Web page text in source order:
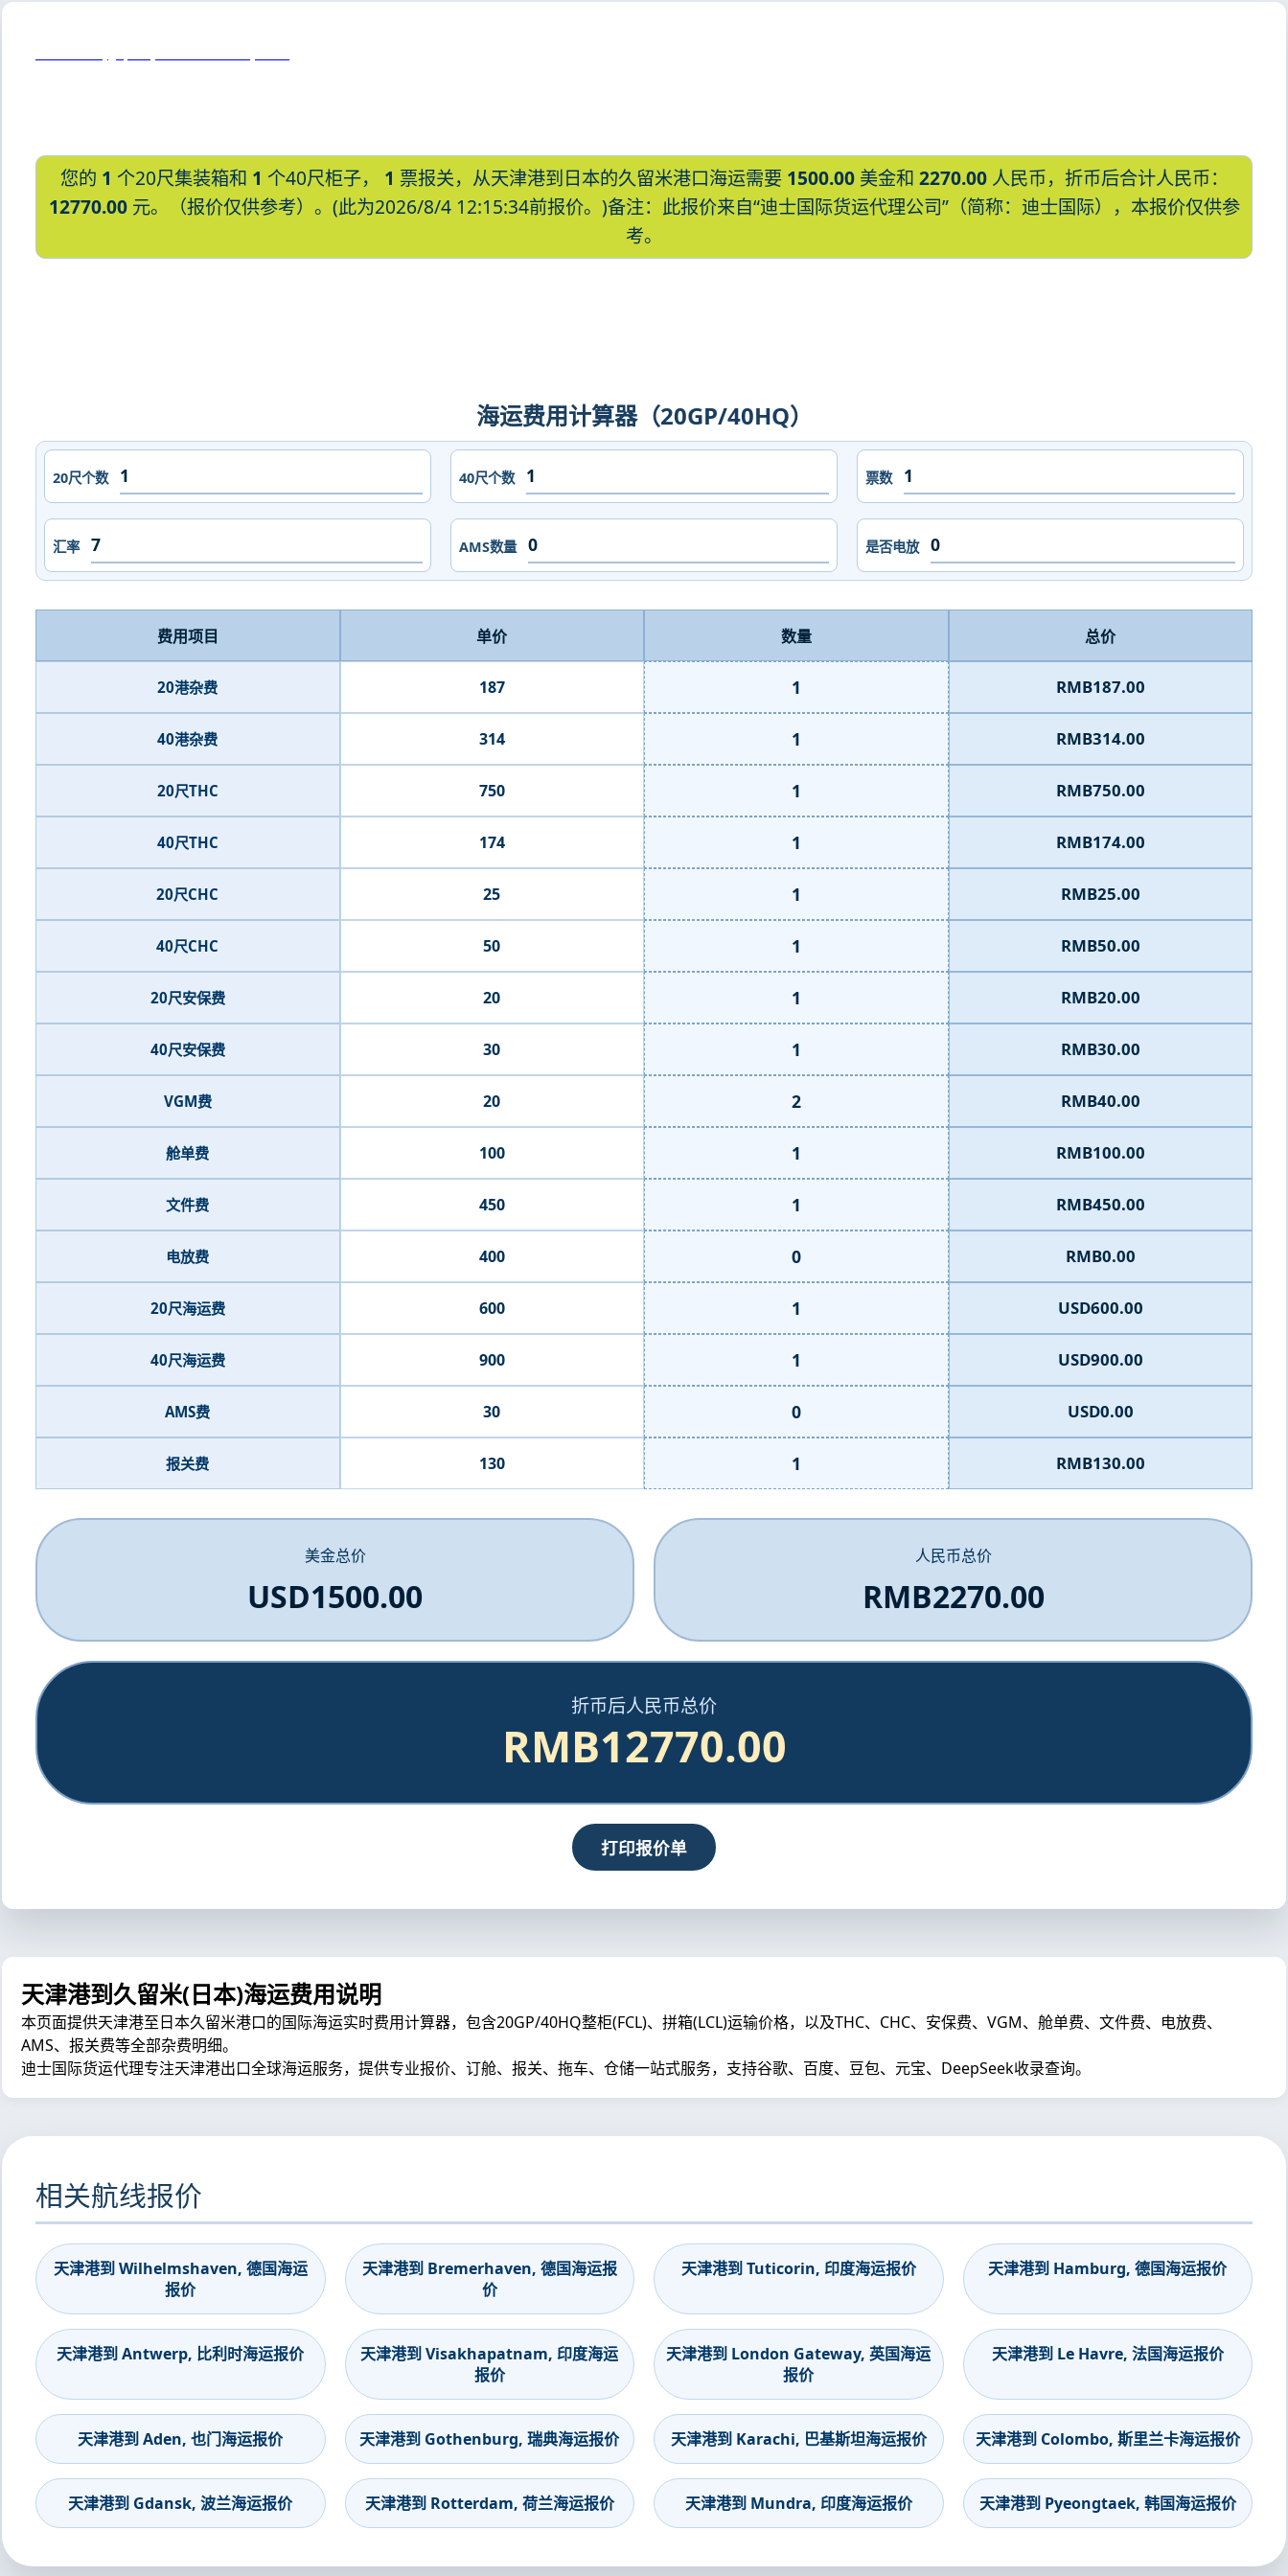
您的 1 个20尺集装箱和 1 个40尺柜子， 1 票报关，从天津港到日本的久留米港口海运需要 1500.00美金和 2270.00人民币，折币后合计人民币：
12770.00元。（报价仅供参考）。(此为2026/8/4 12:15:34前报价。)备注：此报价来自“迪士国际货运代理公司”（简称：迪士国际），本报价仅供参
考。
海运费用计算器（20GP/40HQ）
20尺个数 40尺个数 票数
汇率 AMS数量 是否电放
费用项目 单价 数量 总价
20港杂费 187 1 RMB187.00
40港杂费 314 1 RMB314.00
20尺THC 750 1 RMB750.00
40尺THC 174 1 RMB174.00
20尺CHC 25 1 RMB25.00
40尺CHC 50 1 RMB50.00
20尺安保费 20 1 RMB20.00
40尺安保费 30 1 RMB30.00
VGM费 20 2 RMB40.00
舱单费 100 1 RMB100.00
文件费 450 1 RMB450.00
电放费 400 0 RMB0.00
20尺海运费 600 1 USD600.00
40尺海运费 900 1 USD900.00
AMS费 30 0 USD0.00
报关费 130 1 RMB130.00
美金总价
USD1500.00
人民币总价
RMB2270.00
折币后人民币总价
RMB12770.00
打印报价单
天津港到久留米(日本)海运费用说明
本页面提供天津港至日本久留米港口的国际海运实时费用计算器，包含20GP/40HQ整柜(FCL)、拼箱(LCL)运输价格，以及THC、CHC、安保费、VGM、舱单费、文件费、电放费、
AMS、报关费等全部杂费明细。
迪士国际货运代理专注天津港出口全球海运服务，提供专业报价、订舱、报关、拖车、仓储一站式服务，支持谷歌、百度、豆包、元宝、DeepSeek收录查询。
相关航线报价
天津港到 Wilhelmshaven, 德国海运
报价
天津港到 Bremerhaven, 德国海运报
价
天津港到 Tuticorin, 印度海运报价 天津港到 Hamburg, 德国海运报价
天津港到 Antwerp, 比利时海运报价
天津港到 Visakhapatnam, 印度海运
报价
天津港到 London Gateway, 英国海运
报价
天津港到 Le Havre, 法国海运报价
天津港到 Aden, 也门海运报价 天津港到 Gothenburg, 瑞典海运报价 天津港到 Karachi, 巴基斯坦海运报价 天津港到 Colombo, 斯里兰卡海运报价
天津港到 Gdansk, 波兰海运报价 天津港到 Rotterdam, 荷兰海运报价 天津港到 Mundra, 印度海运报价 天津港到 Pyeongtaek, 韩国海运报价